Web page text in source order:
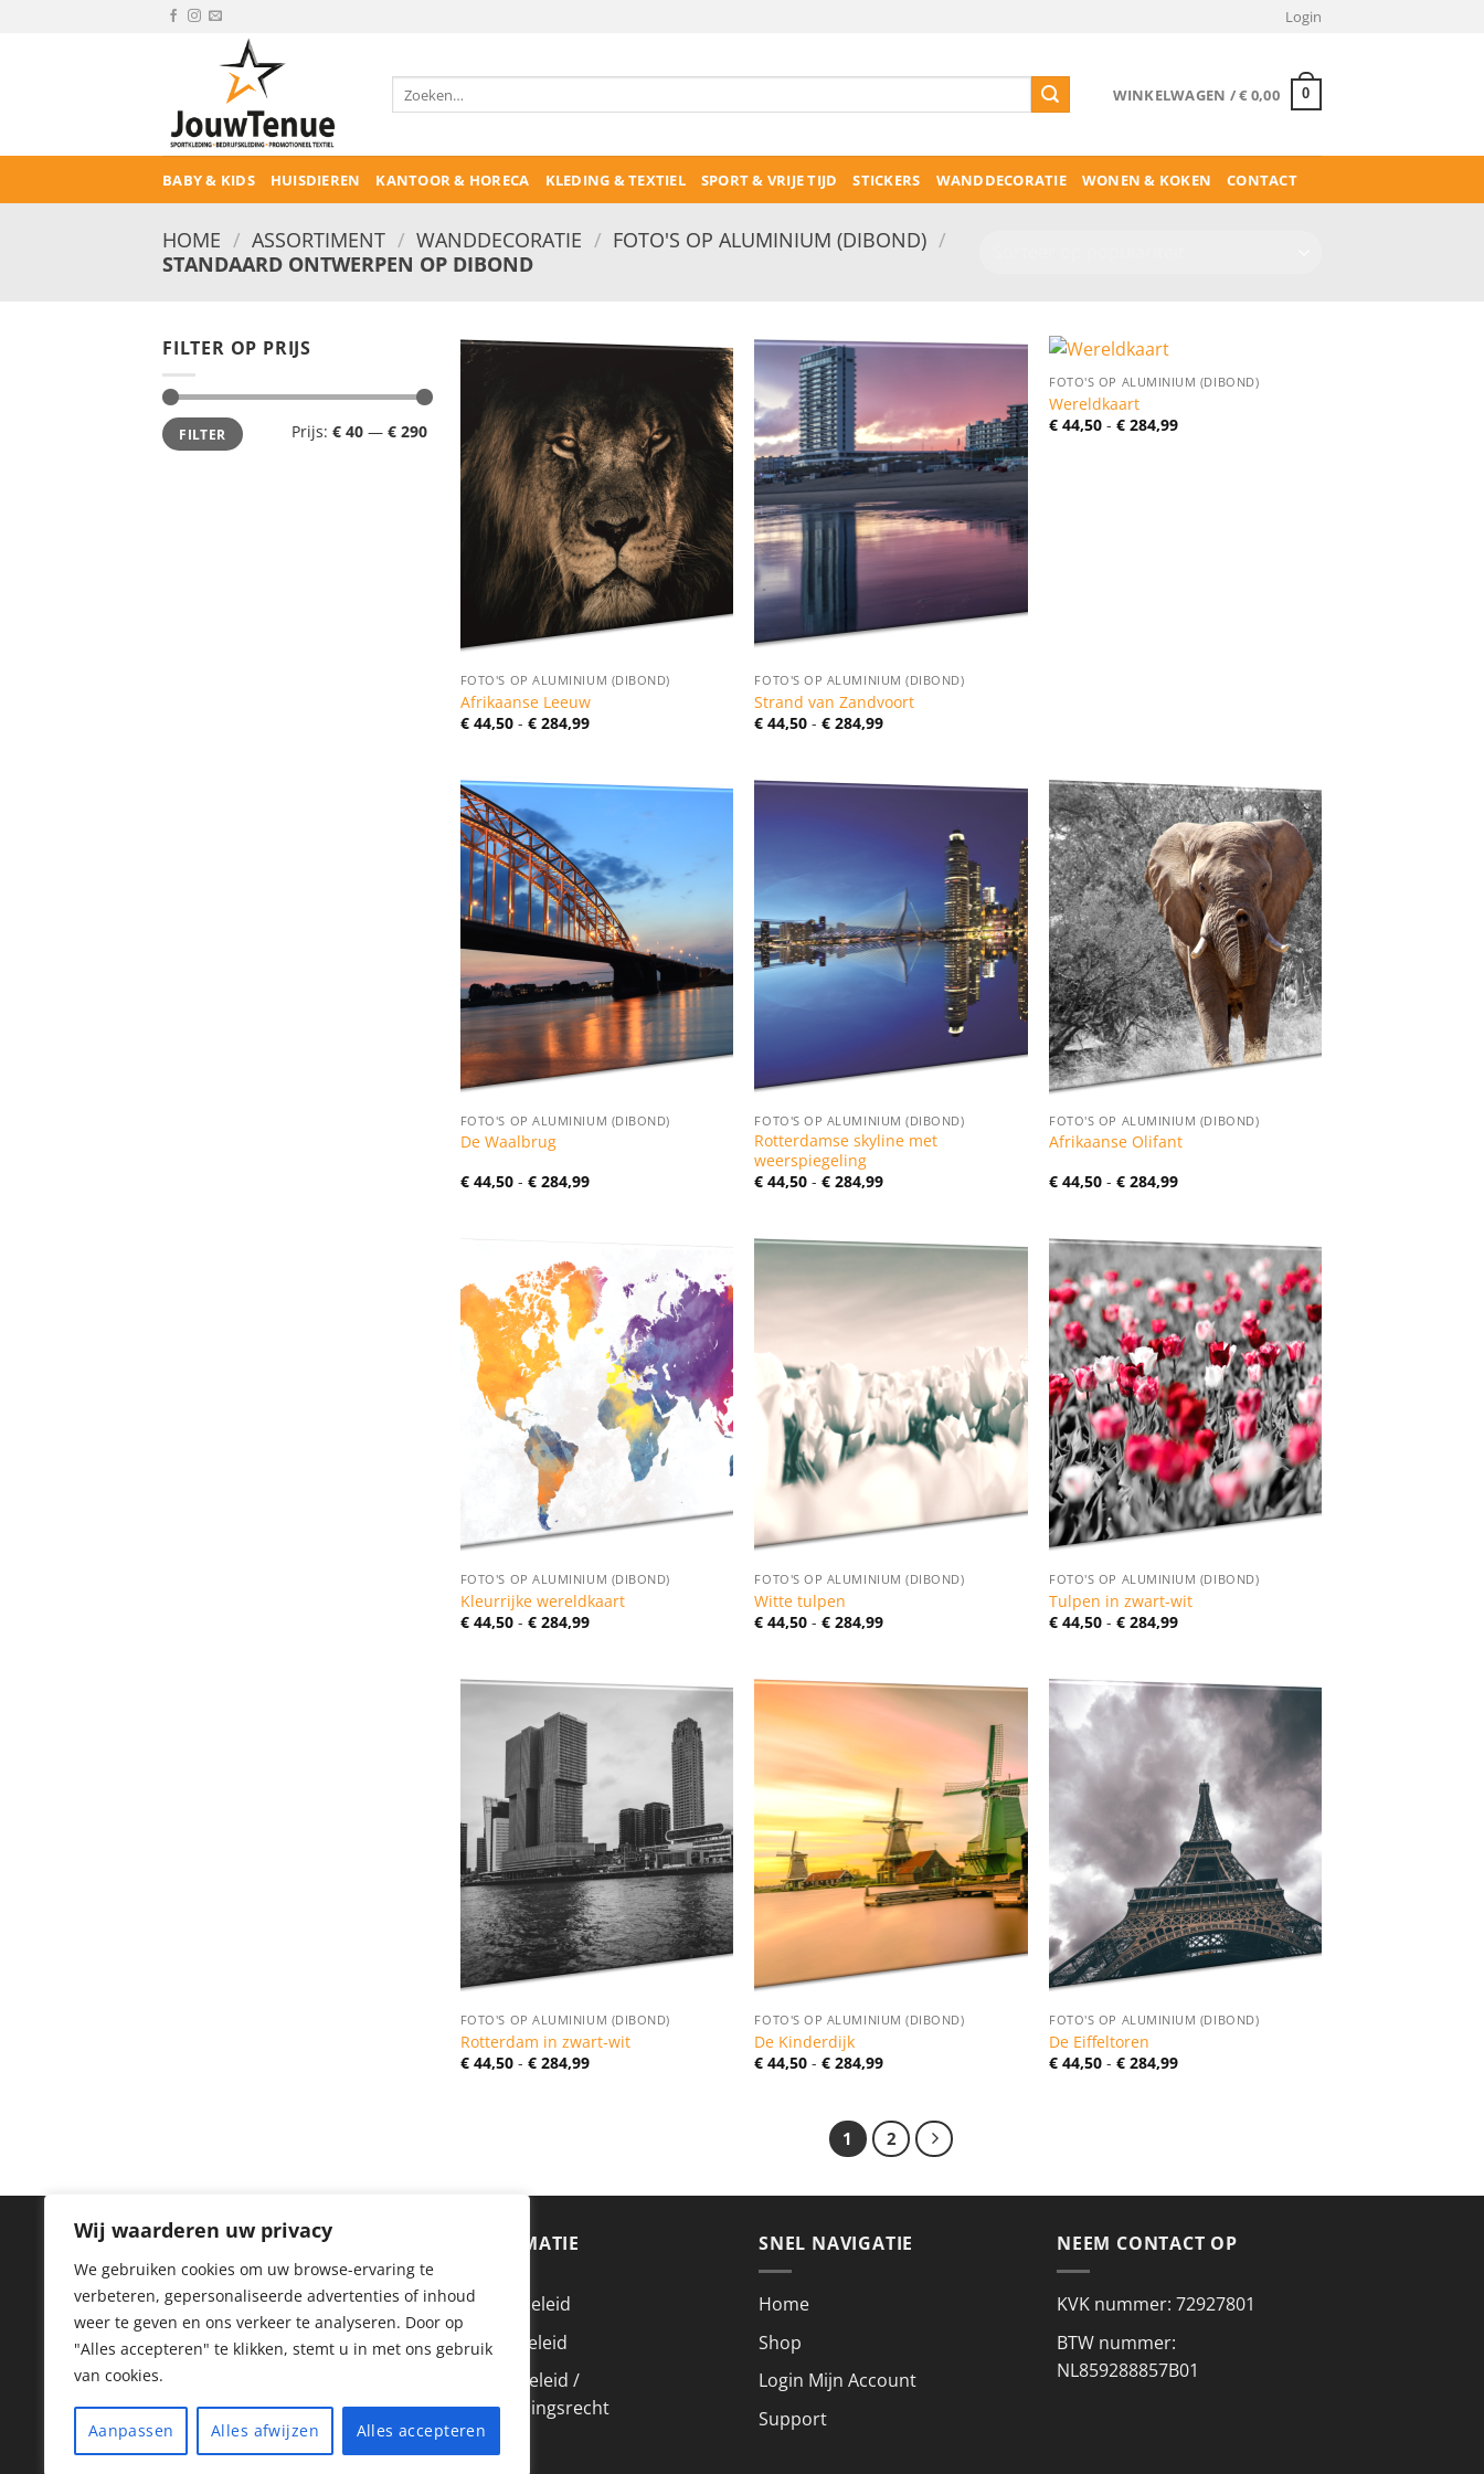
Wij waarderen uw privacy
We gebruiken cookies om uw browse-ervaring te
verbeteren, gepersonaliseerde advertenties of inhoud
weer te geven en ons verkeer te analyseren. Door op
"Alles accepteren" te klikken, stemt u in met ons gebruik
van cookies.
Aanpassen Alles afwijzen Alles accepteren
Login
Zoeken
naar:
WINKELWAGEN /€ 0,00 0
BABY & KIDS HUISDIEREN KANTOOR & HORECA KLEDING & TEXTIEL SPORT & VRIJE TIJD STICKERS WANDDECORATIE WONEN & KOKEN CONTACT
HOME / ASSORTIMENT / WANDDECORATIE / FOTO'S OP ALUMINIUM (DIBOND) /
STANDAARD ONTWERPEN OP DIBOND
FILTER OP PRIJS
Min.
prijs
Max.
prijsFILTER Prijs: € 40 — € 290
FOTO'S OP ALUMINIUM (DIBOND)
Afrikaanse Leeuw
€44,50 - €284,99Prijsklasse:
FOTO'S OP ALUMINIUM (DIBOND)
Strand van Zandvoort
€ 44,50 - € 284,99Prijsklasse:
FOTO'S OP ALUMINIUM (DIBOND)
Wereldkaart
€ 44,50 - € 284,99Prijsklasse:
FOTO'S OP ALUMINIUM (DIBOND)
De Waalbrug
€44,50 - €284,99Prijsklasse:
FOTO'S OP ALUMINIUM (DIBOND)
Rotterdamse skyline met
weerspiegeling
€ 44,50 - € 284,99Prijsklasse:
FOTO'S OP ALUMINIUM (DIBOND)
Afrikaanse Olifant
€ 44,50 - € 284,99Prijsklasse:
FOTO'S OP ALUMINIUM (DIBOND)
Kleurrijke wereldkaart
€44,50 - €284,99Prijsklasse:
FOTO'S OP ALUMINIUM (DIBOND)
Witte tulpen
€ 44,50 - € 284,99Prijsklasse:
FOTO'S OP ALUMINIUM (DIBOND)
Tulpen in zwart-wit
€ 44,50 - € 284,99Prijsklasse:
FOTO'S OP ALUMINIUM (DIBOND)
Rotterdam in zwart-wit
€44,50 - €284,99Prijsklasse:
FOTO'S OP ALUMINIUM (DIBOND)
De Kinderdijk
€ 44,50 - € 284,99Prijsklasse:
FOTO'S OP ALUMINIUM (DIBOND)
De Eiffeltoren
€ 44,50 - € 284,99Prijsklasse:
1 2
INFORMATIE
Privacybeleid
Cookiebeleid
Retourbeleid /
Herroepingsrecht
SNEL NAVIGATIE
Home
Shop
Login Mijn Account
Support
NEEM CONTACT OP
KVK nummer: 72927801
BTW nummer:
NL859288857B01